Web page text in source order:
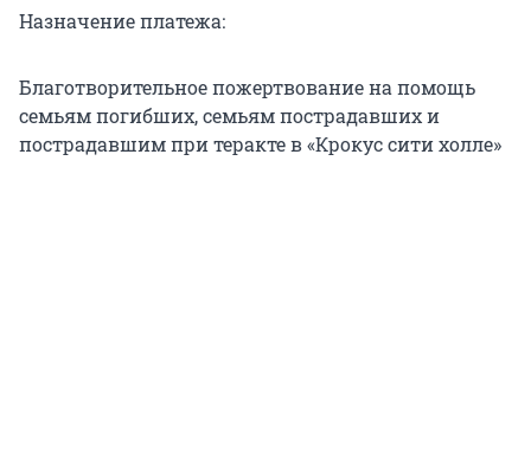
Назначение платежа:
Благотворительное пожертвование на помощь
семьям погибших, семьям пострадавших и
пострадавшим при теракте в «Крокус сити холле»